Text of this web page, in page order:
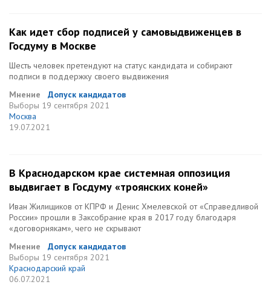
Как идет сбор подписей у самовыдвиженцев в
Госдуму в Москве
Шесть человек претендуют на статус кандидата и собирают
подписи в поддержку своего выдвижения
Мнение
Допуск кандидатов
Выборы 19 сентября 2021
Москва
19.07.2021
В Краснодарском крае системная оппозиция
выдвигает в Госдуму «троянских коней»
Иван Жилищиков от КПРФ и Денис Хмелевской от «Справедливой
России» прошли в Заксобрание края в 2017 году благодаря
«договорнякам», чего не скрывают
Мнение
Допуск кандидатов
Выборы 19 сентября 2021
Краснодарский край
06.07.2021